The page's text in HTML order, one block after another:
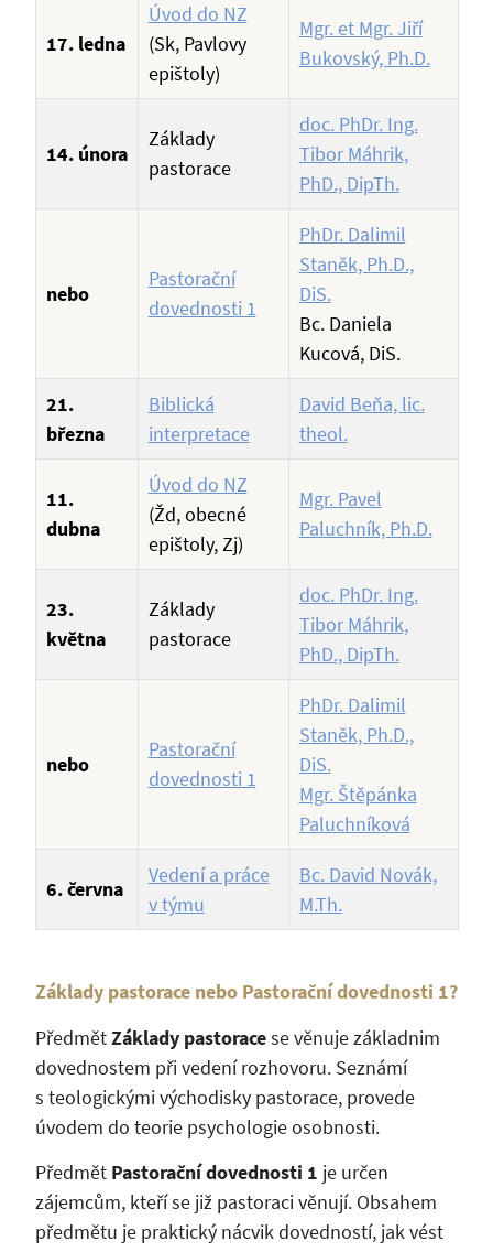
17. ledna
Úvod do NZ
(Sk, Pavlovy
epištoly)
Mgr. et Mgr. Jiří
Bukovský, Ph.D.
14. února
Základy
pastorace
doc. PhDr. Ing.
Tibor Máhrik,
PhD., DipTh.
nebo
Pastorační
dovednosti 1
PhDr. Dalimil
Staněk, Ph.D.,
DiS.
Bc. Daniela
Kucová, DiS.
21.
března
Biblická
interpretace
David Beňa, lic.
theol.
11.
dubna
Úvod do NZ
(Žd, obecné
epištoly, Zj)
Mgr. Pavel
Paluchník, Ph.D.
23.
května
Základy
pastorace
doc. PhDr. Ing.
Tibor Máhrik,
PhD., DipTh.
nebo
Pastorační
dovednosti 1
PhDr. Dalimil
Staněk, Ph.D.,
DiS.
Mgr. Štěpánka
Paluchníková
6. června
Vedení a práce
v týmu
Bc. David Novák,
M.Th.
Základy pastorace nebo Pastorační dovednosti 1?
PředmětZáklady pastoracese věnuje základnim
dovednostem při vedení rozhovoru. Seznámí
s teologickými východisky pastorace, provede
úvodem do teorie psychologie osobnosti.
Předmět Pastorační dovednosti 1 je určen
zájemcům, kteří se již pastoraci věnují. Obsahem
předmětu je praktický nácvik dovedností, jak vést